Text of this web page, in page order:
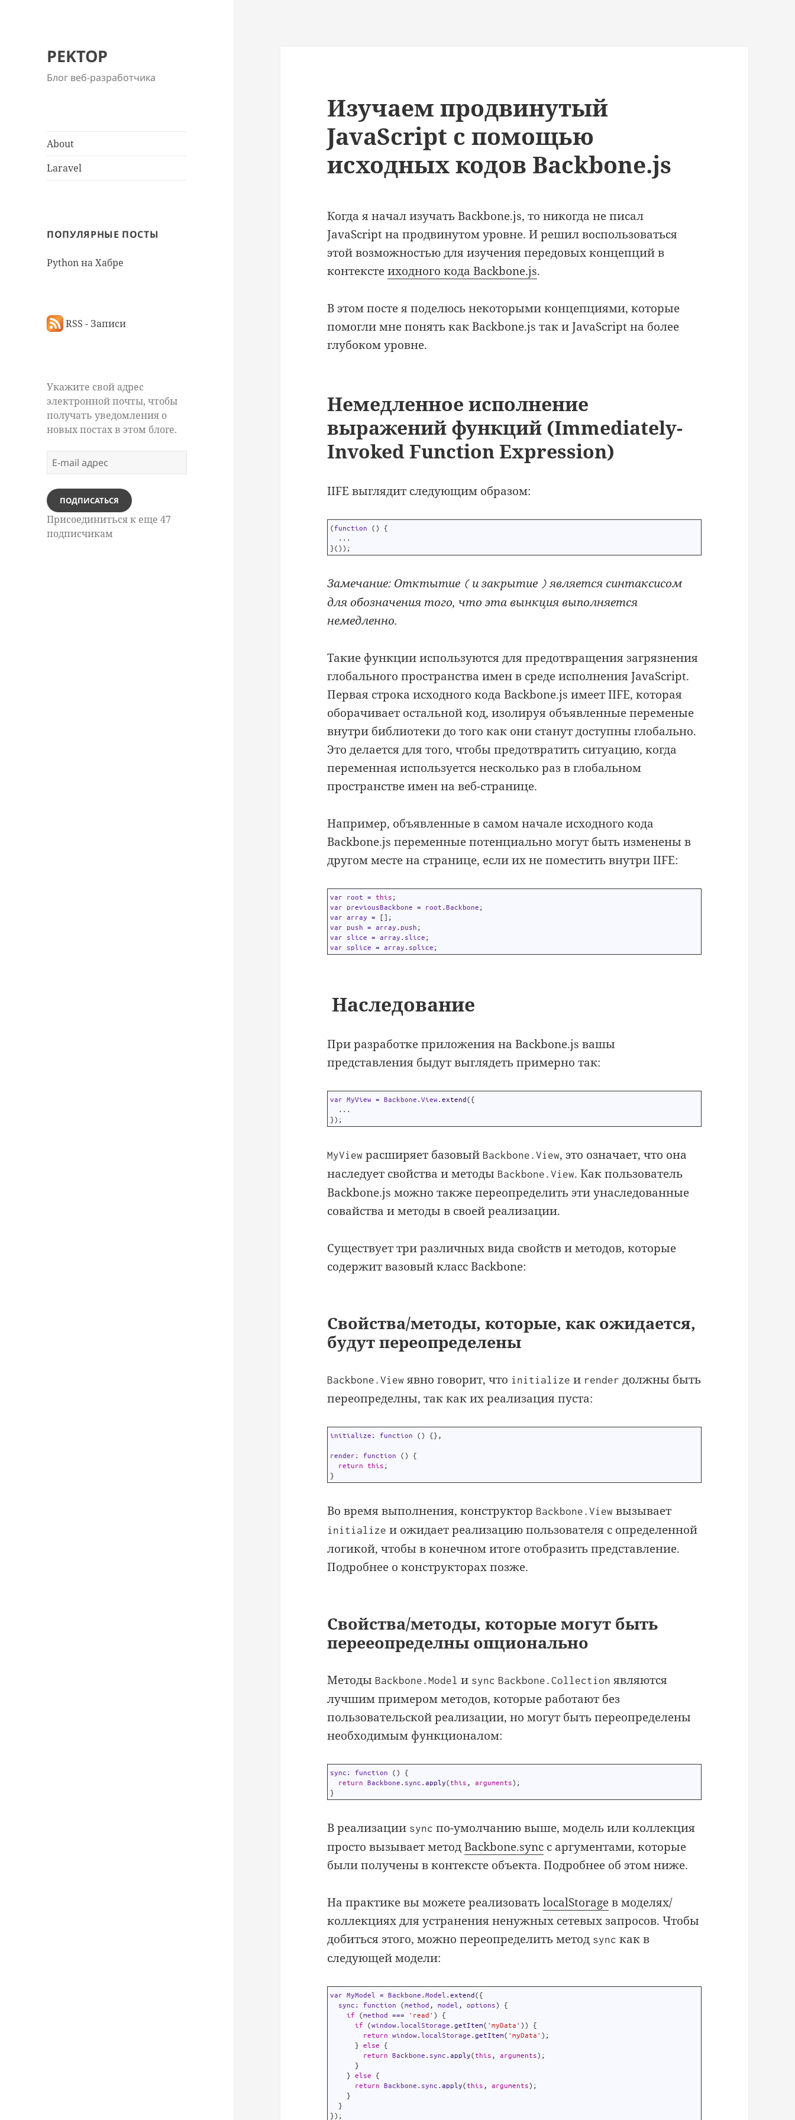
PEKTOP
Блог веб-разработчика
About
Laravel
ПОПУЛЯРНЫЕ ПОСТЫ
Python на Хабре
RSS - Записи
Укажите свой адрес
электронной почты, чтобы
получать уведомления о
новых постах в этом блоге.
E-
mail
адрес
ПОДПИСАТЬСЯ
Присоединиться к еще 47
подписчикам
Изучаем продвинутый
JavaScript с помощью
исходных кодов Backbone.js
Когда я начал изучать Backbone.js, то никогда не писал
JavaScript на продвинутом уровне. И решил воспользоваться
этой возможностью для изучения передовых концепций в
контекстеиходного кода Backbone.js.
В этом посте я поделюсь некоторыми концепциями, которые
помогли мне понять как Backbone.js так и JavaScript на более
глубоком уровне.
Немедленное исполнение
выражений функций (Immediately-
Invoked Function Expression)
IIFE выглядит следующим образом:
(function ( )
{
. . .
}( ) ) ;
Замечание: Отктытие (и закрытие ) является синтаксисом
для обозначения того, что эта вынкция выполняется
немедленно.
Такие функции используются для предотвращения загрязнения
глобального пространства имен в среде исполнения JavaScript.
Первая строка исходного кода Backbone.js имеет IIFE, которая
оборачивает остальной код, изолируя объявленные переменые
внутри библиотеки до того как они станут доступны глобально.
Это делается для того, чтобы предотвратить ситуацию, когда
переменная используется несколько раз в глобальном
пространстве имен на веб-странице.
Например, объявленные в самом начале исходного кода
Backbone.js переменные потенциально могут быть изменены в
другом месте на странице, если их не поместить внутри IIFE:
var root = this ;
var
previousBackbone = root .Backbone ;
var
array = [ ] ;
var
push = array . push ;
var
slice = array . slice ;
var
splice = array . splice ;
Наследование
При разработке приложения на Backbone.js вашы
представления быдут выглядеть примерно так:
var MyView = Backbone .View.extend( {
. . .
}) ;
MyView расширяет базовый Backbone.View, это означает, что она
наследует свойства и методы Backbone.View. Как пользователь
Backbone.js можно также переопределить эти унаследованные
совайства и методы в своей реализации.
Существует три различных вида свойств и методов, которые
содержит вазовый класс Backbone:
Свойства/методы, которые, как ожидается,
будут переопределены
Backbone.View явно говорит, что initialize и render должны быть
переопределны, так как их реализация пуста:
initialize : function ( ) {} ,
render : function ( )
{
return
this ;
}
Во время выполнения, конструктор Backbone.View вызывает
initialize и ожидает реализацию пользователя с определенной
логикой, чтобы в конечном итоге отобразить представление.
Подробнее о конструкторах позже.
Свойства/методы, которые могут быть
перееопределны опционально
Методы Backbone.Model и sync Backbone.Collection являются
лучшим примером методов, которые работают без
пользовательской реализации, но могут быть переопределены
необходимым функционалом:
sync : function ( )
{
return
Backbone . sync .apply(this , arguments) ;
}
В реализации sync по-умолчанию выше, модель или коллекция
просто вызывает методBackbone.sync с аргументами, которые
были получены в контексте объекта. Подробнее об этом ниже.
На практике вы можете реализоватьlocalStorageв моделях/
коллекциях для устранения ненужных сетевых запросов. Чтобы
добиться этого, можно переопределить метод sync как в
следующей модели:
var MyModel = Backbone .Model .extend( {
sync : function (method , model , options)
{
if
(method === 'read' )
{
if
(window.localStorage .getItem( 'myData' ) )
{
return
window.localStorage .getItem( 'myData' ) ;
}
else
{
return
Backbone . sync .apply(this , arguments) ;
}
}
else
{
return
Backbone . sync .apply(this , arguments) ;
}
}
}) ;